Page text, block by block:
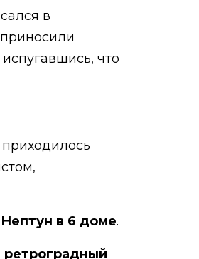
в
что
в 6 доме.
ретроградный